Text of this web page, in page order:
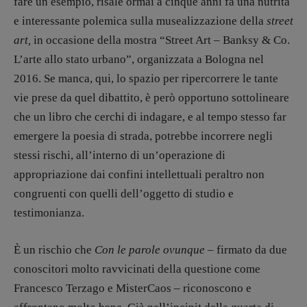
DOSSIER
12 dicembre
Blade Runner 40
Editoria
Intelligenza Artificiale
Maestri sommersi
Pasolini 1922-2022
Psichedelia
Scienza
Stranimondi
Tornare a Ballard
Vampirismi
Zong!
e interessante polemica sulla musealizzazione della street
art, in occasione della mostra “Street Art – Banksy & Co.
L’arte allo stato urbano”, organizzata a Bologna nel
2016. Se manca, qui, lo spazio per ripercorrere le tante
vie prese da quel dibattito, è però opportuno sottolineare
che un libro che cerchi di indagare, e al tempo stesso far
emergere la poesia di strada, potrebbe incorrere negli
stessi rischi, all’interno di un’operazione di
appropriazione dai confini intellettuali peraltro non
congruenti con quelli dell’oggetto di studio e
testimonianza.
È un rischio che Con le parole ovunque – firmato da due
conoscitori molto ravvicinati della questione come
Francesco Terzago e MisterCaos – riconoscono e